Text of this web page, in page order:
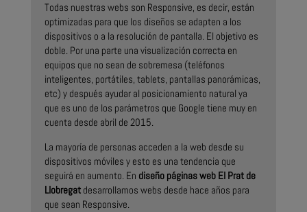
Todas nuestras webs son Responsive, es decir, están
optimizadas para que los diseños se adapten a los
dispositivos o a la resolución de pantalla. El objetivo es
doble. Por una parte una visualización correcta en
equipos que no sean de sobremesa (teléfonos
inteligentes, portátiles, tablets, pantallas panorámicas,
etc) y después ayudar al posicionamiento natural ya
que es uno de los parámetros que Google tiene muy en
cuenta desde abril de 2015.
La mayoría de personas acceden a la web desde su
dispositivos móviles y esto es una tendencia que
seguirá en aumento. En diseño páginas web El Prat de
Llobregat desarrollamos webs desde hace años para
que sean Responsive.